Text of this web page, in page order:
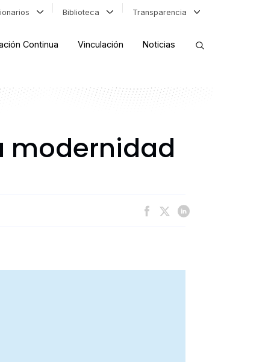
FILTRAR INFORMACIÓN
Biblioteca Transparencia
Continua Vinculación Noticias
modernidad